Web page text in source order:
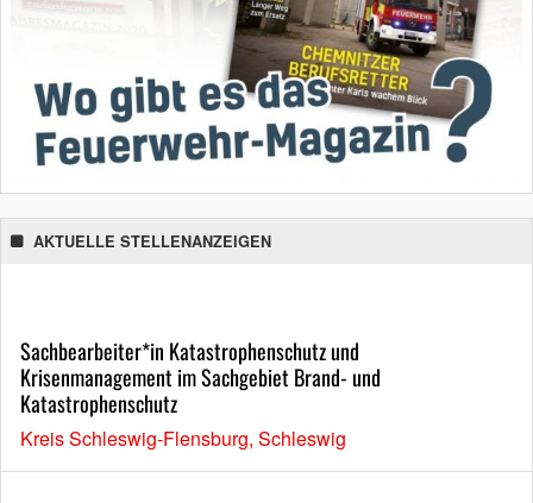
AKTUELLE STELLENANZEIGEN
Sachbearbeiter*in Katastrophenschutz und
Krisenmanagement im Sachgebiet Brand- und
Katastrophenschutz
Kreis Schleswig-Flensburg, Schleswig